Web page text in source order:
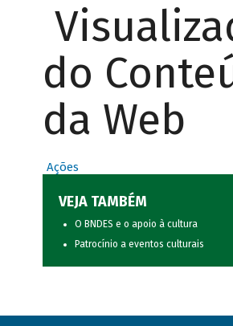
do
da Web
Ações
VEJA TAMBÉM
O BNDES e o apoio à cultura
Patrocínio a eventos culturais